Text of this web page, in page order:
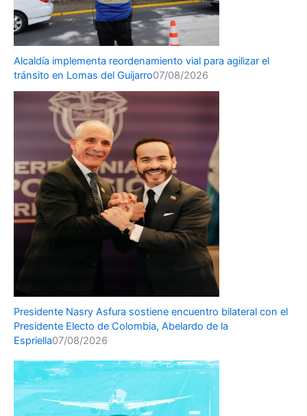
Alcaldía implementa reordenamiento vial para agilizar el
tránsito en Lomas del Guijarro07/08/2026
Presidente Nasry Asfura sostiene encuentro bilateral con el
Presidente Electo de Colombia, Abelardo de la
Espriella07/08/2026